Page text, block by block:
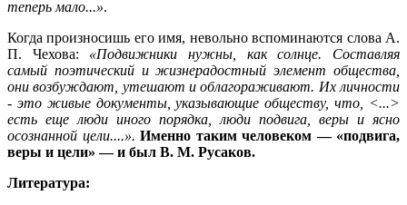
теперь мало...».
Когда произносишь его имя, невольно вспоминаются слова А.
П. Чехова: «Подвижники нужны, как солнце. Составляя
самый поэтический и жизнерадостный элемент общества,
они возбуждают, утешают и облагораживают. Их личности
- это живые документы, указывающие обществу, что, <...>
есть еще люди иного порядка, люди подвига, веры и ясно
осознанной цели....». Именно таким человеком — «подвига,
веры и цели» — и был В. М. Русаков.
Литература: